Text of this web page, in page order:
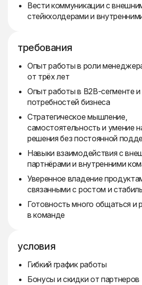
Вести коммуникации с
стейкхолдерами и
требования
Опыт работы в роли
от трёх лет
Опыт работы в B2B-сегменте
потребностей бизнеса
Стратегическое мышление,
самостоятельность и умение
решения без постоянной
Навыки взаимодействия с
партнёрами и внутренними
Уверенное владение
связанными с ростом и
Готовность много общаться и
в команде
условия
Гибкий график работы
Бонусы и скидки от партнеров